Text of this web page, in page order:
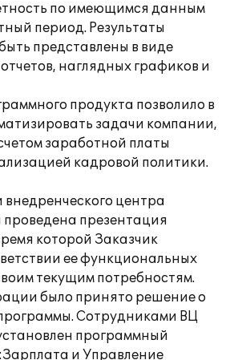
по имеющимся данным
период. Результаты
представлены в виде
наглядных графиков и
продукта позволило в
задачи компании,
заработной платы
кадровой политики.
центра
презентация
которой Заказчик
ее функциональных
текущим потребностям.
было принято решение о
Сотрудниками ВЦ
программный
и Управление